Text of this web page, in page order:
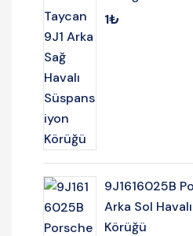
1₺
9J1616025B
Arka Sol
Körüğü